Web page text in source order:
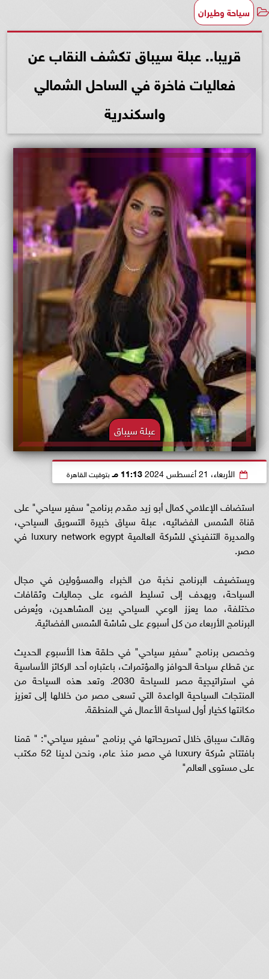
سياحة وطيران
قريبا.. عبلة سيباق تكشف النقاب عن
فعاليات فاخرة في الساحل الشمالي
واسكندرية
عبلة سيباق
الأربعاء، 21 أغسطس 2024 11:13 مـ بتوقيت القاهرة
استضاف الإعلامي كمال أبو زيد مقدم برنامج" سفير سياحي" على
قناة الشمس الفضائيه، عبلة سياق خبيرة التسويق السياحي،
والمديرة التنفيذي للشركة العالمية luxury network egypt في
مصر.
ويستضيف البرنامج نخبة من الخبراء والمسؤولين في مجال
السياحة، ويهدف إلى تسليط الضوء على جماليات وثقافات
مختلفة، مما يعزز الوعي السياحي بين المشاهدين، ويُعرض
البرنامج الأربعاء من كل أسبوع على شاشة الشمس الفضائية.
وخصص برنامج "سفير سياحي" في حلقة هذا الأسبوع الحديث
عن قطاع سياحة الحوافز والمؤتمرات، باعتباره أحد الركائز الأساسية
في استراتيجية مصر للسياحة 2030. وتعد هذه السياحة من
المنتجات السياحية الواعدة التي تسعى مصر من خلالها إلى تعزيز
مكانتها كخيار أول لسياحة الأعمال في المنطقة.
وقالت سيباق خلال تصريحاتها في برنامج "سفير سياحي": " قمنا
بافتتاح شركة luxury في مصر منذ عام، ونحن لدينا 52 مكتب
على مستوى العالم"